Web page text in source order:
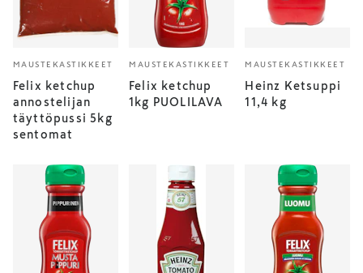
MAUSTEKASTIKKEET
Felix ketchup
annostelijan
täyttöpussi 5kg
sentomat
MAUSTEKASTIKKEET
Felix ketchup
1kg PUOLILAVA
MAUSTEKASTIKKEET
Heinz Ketsuppi
11,4 kg